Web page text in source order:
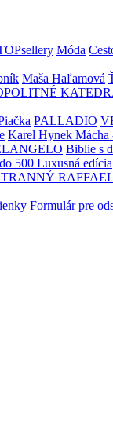
Móda
Maša Haľamová
PALLADIO
Karel Hynek Mácha
Biblie s
500 Luxusná edícia
Formulár pre